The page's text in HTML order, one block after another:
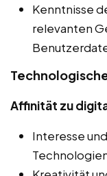
Kenntnisse
relevanten
Affinität zu
Interesse